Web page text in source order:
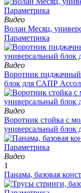
Видео
Волан Месяц,
Параметрика
Видео
Воротник пиджачный
блок для САПР
Видео
Воротник стойка с
универсальный
Видео
1
Панама, базовая